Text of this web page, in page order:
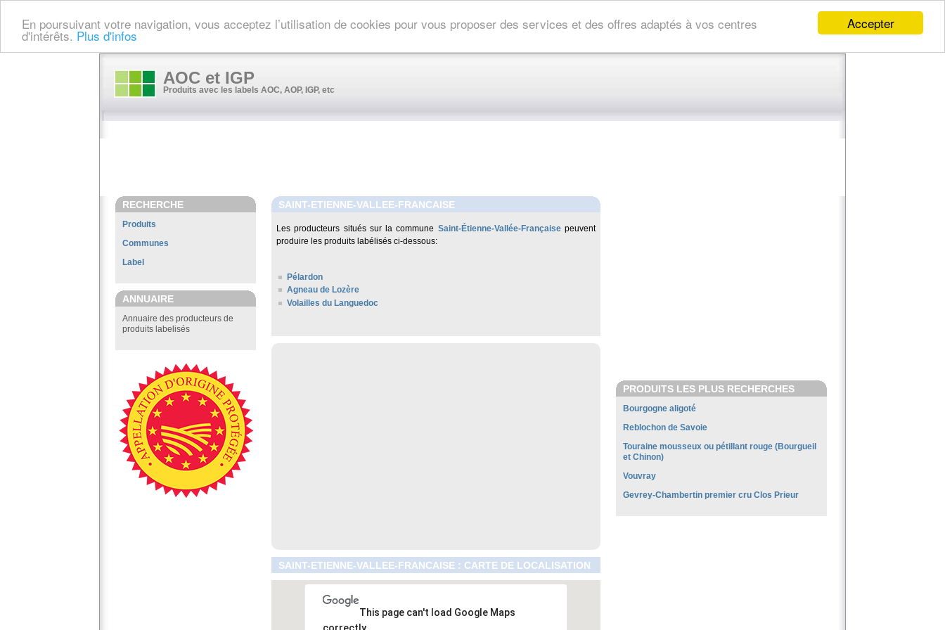
Accepter
En poursuivant votre navigation, vous acceptez l’utilisation de cookies pour vous proposer des services et des offres adaptés à vos centres
d'intérêts. Plus d'infos
AOC et IGP
Produits avec les labels AOC, AOP, IGP, etc
RECHERCHE
Produits
Communes
Label
ANNUAIRE
Annuaire des producteurs de
produits labelisés
SAINT-ETIENNE-VALLEE-FRANCAISE
Les producteurs situés sur la commune Saint-Étienne-Vallée-Françaisepeuvent
produire les produits labélisés ci-dessous:
Pélardon
Agneau de Lozère
Volailles du Languedoc
SAINT-ETIENNE-VALLEE-FRANCAISE : CARTE DE LOCALISATION
This page can't load Google Maps
correctly.
PRODUITS LES PLUS RECHERCHES
Bourgogne aligoté
Reblochon de Savoie
Touraine mousseux ou pétillant rouge (Bourgueil
et Chinon)
Vouvray
Gevrey-Chambertin premier cru Clos Prieur